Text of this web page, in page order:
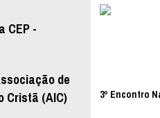
CEP -
de
Cristã (AIC)
3º Encontro